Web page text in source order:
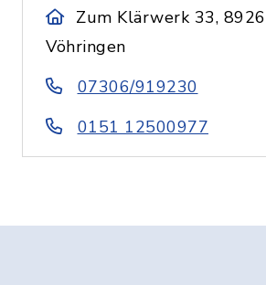
Zum Klärwerk 33,
Vöhringen
07306/919230
0151 12500977